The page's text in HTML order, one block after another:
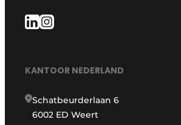
KANTOOR NEDERLAND
Schatbeurderlaan 6
6002 ED Weert